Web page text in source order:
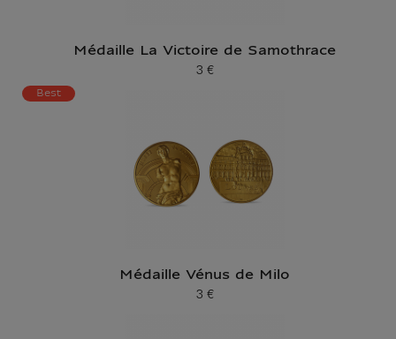
Médaille La Victoire de Samothrace
Prix ​​actuel
3 €
Best
Médaille Vénus de Milo
Prix ​​actuel
3 €